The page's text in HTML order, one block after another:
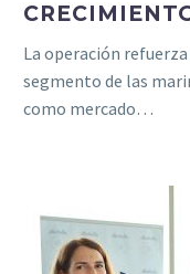
La operación
segmento de las
como mercado…